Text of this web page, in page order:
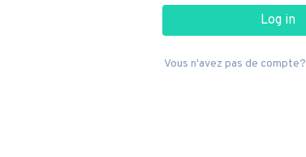
Log in
Vous n'avez pas de compte?